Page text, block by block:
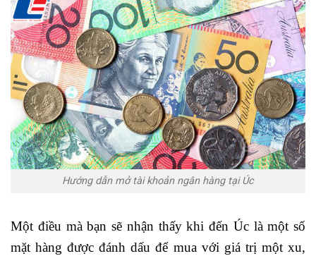
Hướng dẫn mở tài khoản ngân hàng tại Úc
Một điều mà bạn sẽ nhận thấy khi đến Úc là một số
mặt hàng được đánh dấu để mua với giá trị một xu,